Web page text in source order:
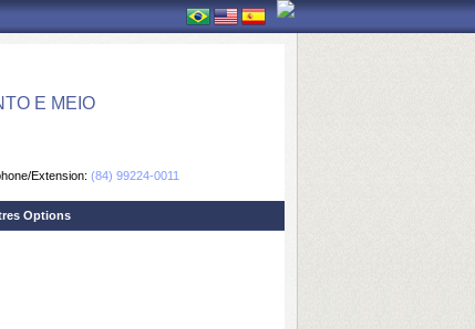
E MEIO
Extension: (84) 99224-0011
Options